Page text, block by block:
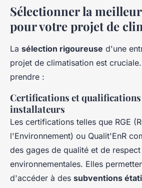
Sélectionner la
pour votre projet de
La sélection rigoureuse d'une
projet de climatisation est
prendre :
Certifications et qualifications
installateurs
Les certifications telles que RGE
l'Environnement) ou Qualit'EnR
des gages de qualité et de
environnementales. Elles
d'accéder à des subventions